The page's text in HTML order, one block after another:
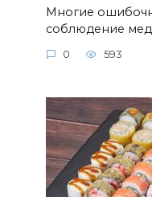
Многие
соблюдение
0 593